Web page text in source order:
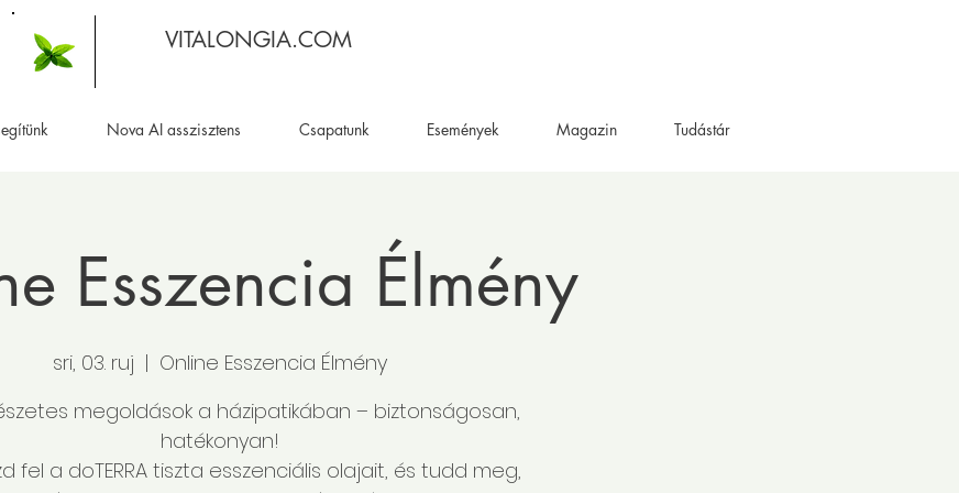
VITALONGIA.COM
Nova AI asszisztens Csapatunk Események Magazin Tudástár
Esszencia Élmény
sri, 03. ruj
  |
Online Esszencia Élmény
megoldások a házipatikában – biztonságosan,
hatékonyan!
fel a doTERRA tiszta esszenciális olajait, és tudd meg,